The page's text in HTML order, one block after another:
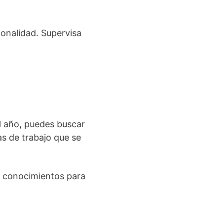
Supervisa
puedes buscar
de trabajo que se
para